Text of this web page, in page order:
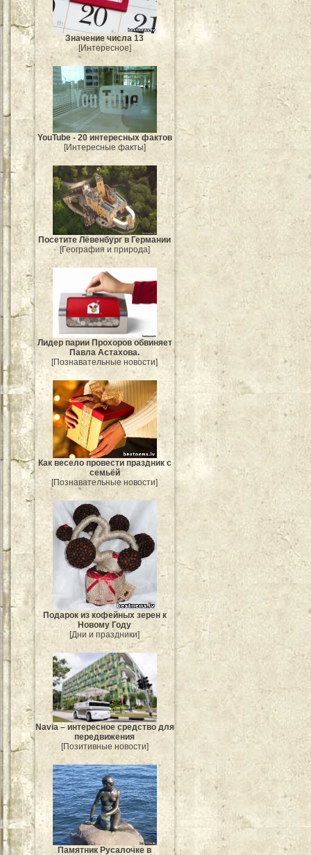
Значение числа 13
[Интересное]
YouTube - 20 интересных фактов
[Интересные факты]
Посетите Лёвенбург в Германии
[География и природа]
Лидер парии Прохоров обвиняет
Павла Астахова.
[Познавательные новости]
Как весело провести праздник с
семьёй
[Познавательные новости]
Подарок из кофейных зерен к
Новому Году
[Дни и праздники]
Navia – интересное средство для
передвижения
[Позитивные новости]
Памятник Русалочке в